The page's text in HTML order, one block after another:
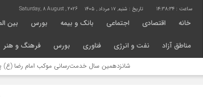
14:38:35 تاریخ : شنبه, ۱۷ مرداد , ۱۴۰۵ Saturday, 8 August , 2026
خانه اقتصادی اجتماعی بانک و بیمه بورس بین
مناطق آزاد نفت و انرژی فناوری بورس فرهنگ و هنر
شانزدهمین سال خدمت‌رسانی موکب امام رضا (ع) پتروشیمی